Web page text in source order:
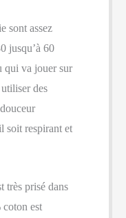
sont assez
jusqu’à 60
qui va jouer sur
des
soit respirant et
très prisé dans
coton est